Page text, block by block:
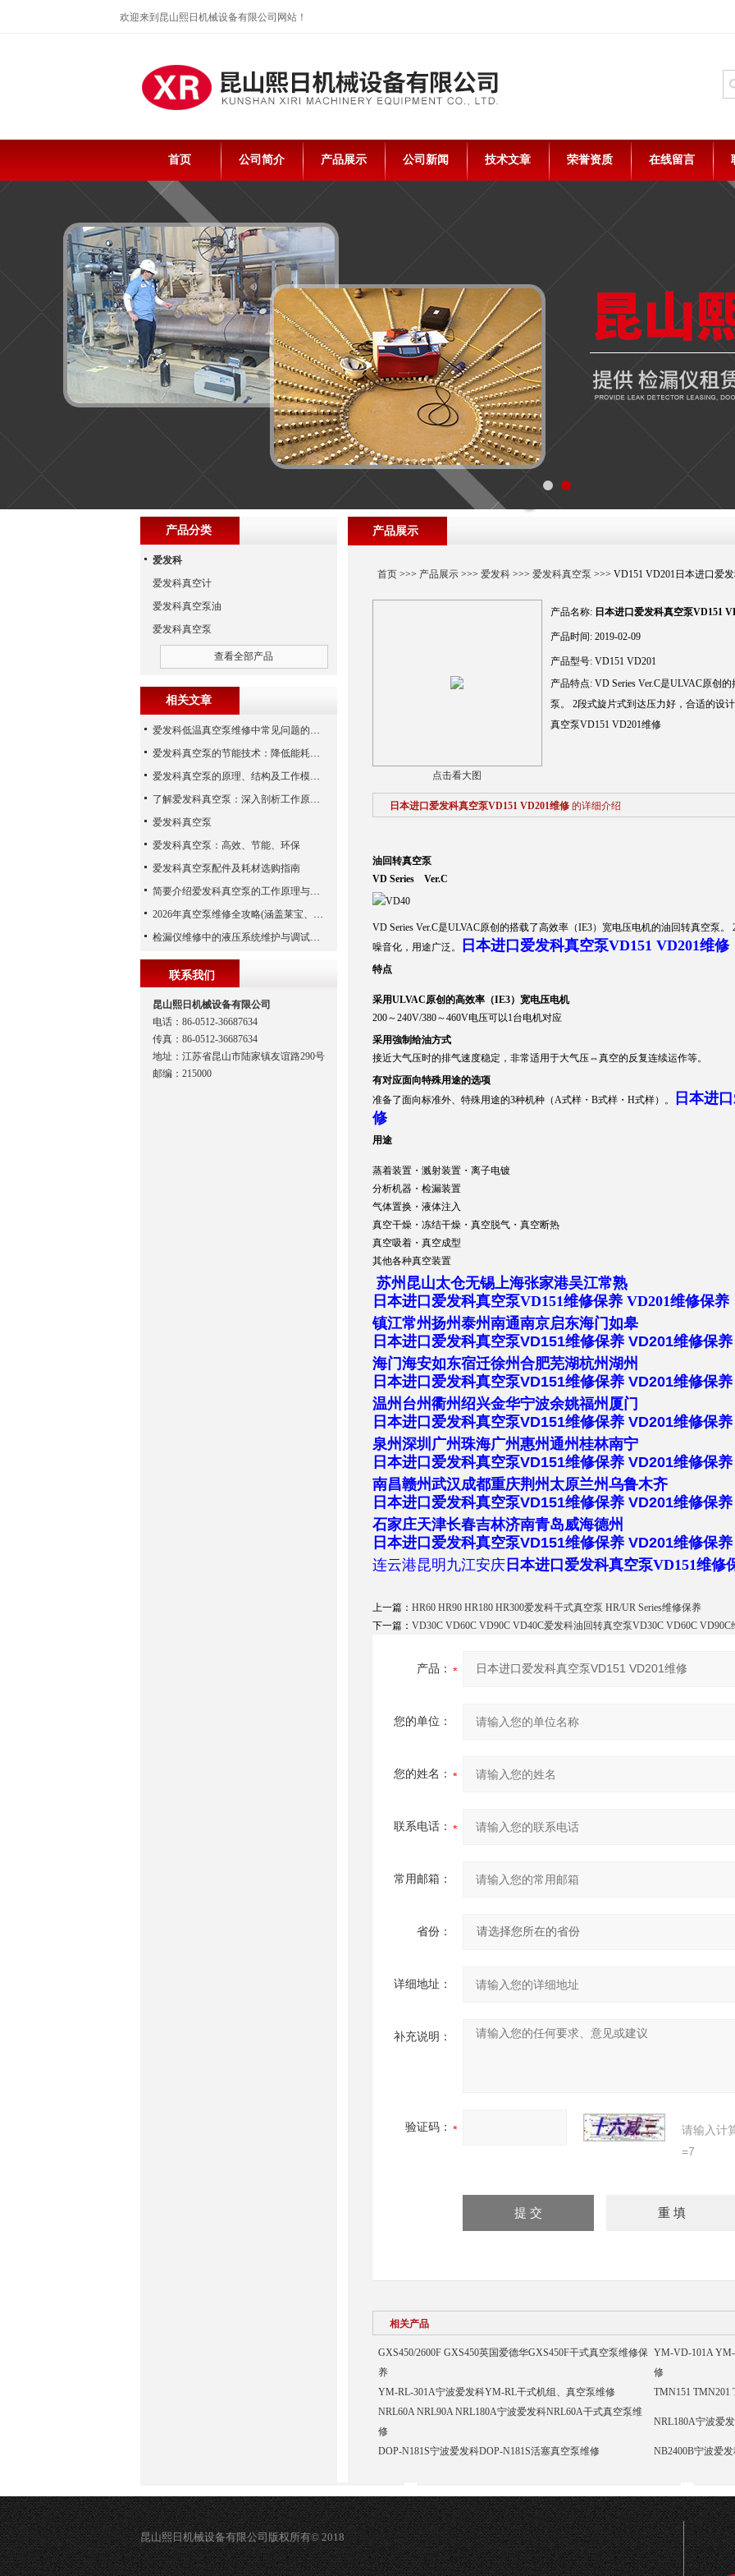
欢迎来到昆山熙日机械设备有限公司网站！
首页 公司简介 产品展示 公司新闻 技术文章 荣誉资质 在线留言
产品展示
首页>>> 产品展示>>> 爱发科>>> 爱发科真空泵 >>> VD151 VD201日本进口爱
点击看大图
产品名称: 日本进口爱发科真空泵VD151
产品时间: 2019-02-09
产品型号: VD151 VD201
产品特点: VD Series Ver.C是ULVAC原创
泵。 2段式旋片式到达压力好，合适的设
真空泵VD151 VD201维修
日本进口爱发科真空泵VD151 VD201维修 的详细介绍
油回转真空泵
VD Series Ver.C
VD Series Ver.C是ULVAC原创的搭载了高效率（IE3）宽电压电机的油回转真空泵
噪音化，用途广泛。
日本进口爱发科真空泵VD151 VD201维修
特点
采用ULVAC原创的高效率（IE3）宽电压电机
200～240V/380～460V电压可以1台电机对应
采用強制给油方式
接近大气压时的排气速度稳定，非常适用于大气压⇔真空的反复连续运作等。
有对应面向特殊用途的选项
准备了面向标准外、特殊用途的3种机种（A式样・B式样・H式样）。
日本进
修
用途
蒸着装置・溅射装置・离子电镀
分析机器・检漏装置
气体置换・液体注入
真空干燥・冻结干燥・真空脱气・真空断热
真空吸着・真空成型
其他各种真空装置
苏州昆山太仓无锡上海张家港吴江常熟
日本进口爱发科真空泵VD151维修保养 VD201维修保养
镇江常州扬州泰州南通南京启东海门如皋
日本进口爱发科真空泵VD151维修保养VD201维修保养
海门海安如东宿迁徐州合肥芜湖杭州湖州
日本进口爱发科真空泵VD151维修保养VD201维修保养
温州台州衢州绍兴金华宁波余姚福州厦门
日本进口爱发科真空泵VD151维修保养VD201维修保养
泉州深圳广州珠海广州惠州通州桂林南宁
日本进口爱发科真空泵VD151维修保养VD201维修保养
南昌赣州武汉成都重庆荆州太原兰州乌鲁木齐
日本进口爱发科真空泵VD151维修保养VD201维修保养
石家庄天津长春吉林济南青岛威海德州
日本进口爱发科真空泵VD151维修保养VD201维修保养
连云港昆明九江安庆日本进口爱发科真空泵VD151维修
上一篇： HR60 HR90 HR180 HR300爱发科干式真空泵 HR/UR Series维修保养
下一篇： VD30C VD60C VD90C VD40C爱发科油回转真空泵VD30C VD60C VD90C
产品：
您的单位：
您的姓名：
联系电话：
常用邮箱：
省份：
详细地址：
补充说明：
验证码：
请输入计
=7
相关产品
GXS450/2600F GXS450英国爱德华GXS450F干式真空泵维修保
养
YM-VD-101A
修
YM-RL-301A宁波爱发科YM-RL干式机组、真空泵维修
TMN151 TMN201
NRL60A NRL90A NRL180A宁波爱发科NRL60A干式真空泵维
修
NRL180A宁波爱
DOP-N181S宁波爱发科DOP-N181S活塞真空泵维修 NB2400B宁波爱
产品分类
爱发科
爱发科真空计
爱发科真空泵油
爱发科真空泵
查看全部产品
相关文章
爱发科低温真空泵维修中常见问题的处理经验
爱发科真空泵的节能技术：降低能耗，提高生产效益
爱发科真空泵的原理、结构及工作模式解析
了解爱发科真空泵：深入剖析工作原理与特点
爱发科真空泵
爱发科真空泵：高效、节能、环保
爱发科真空泵配件及耗材选购指南
简要介绍爱发科真空泵的工作原理与主要部件
2026年真空泵维修全攻略(涵盖莱宝、爱德华、爱发科等品牌)
检漏仪维修中的液压系统维护与调试技巧
联系我们
昆山熙日机械设备有限公司
电话：86-0512-36687634
传真：86-0512-36687634
地址：江苏省昆山市陆家镇友谊路290号
邮编：215000
昆山熙日机械设备有限公司版权所有© 2018